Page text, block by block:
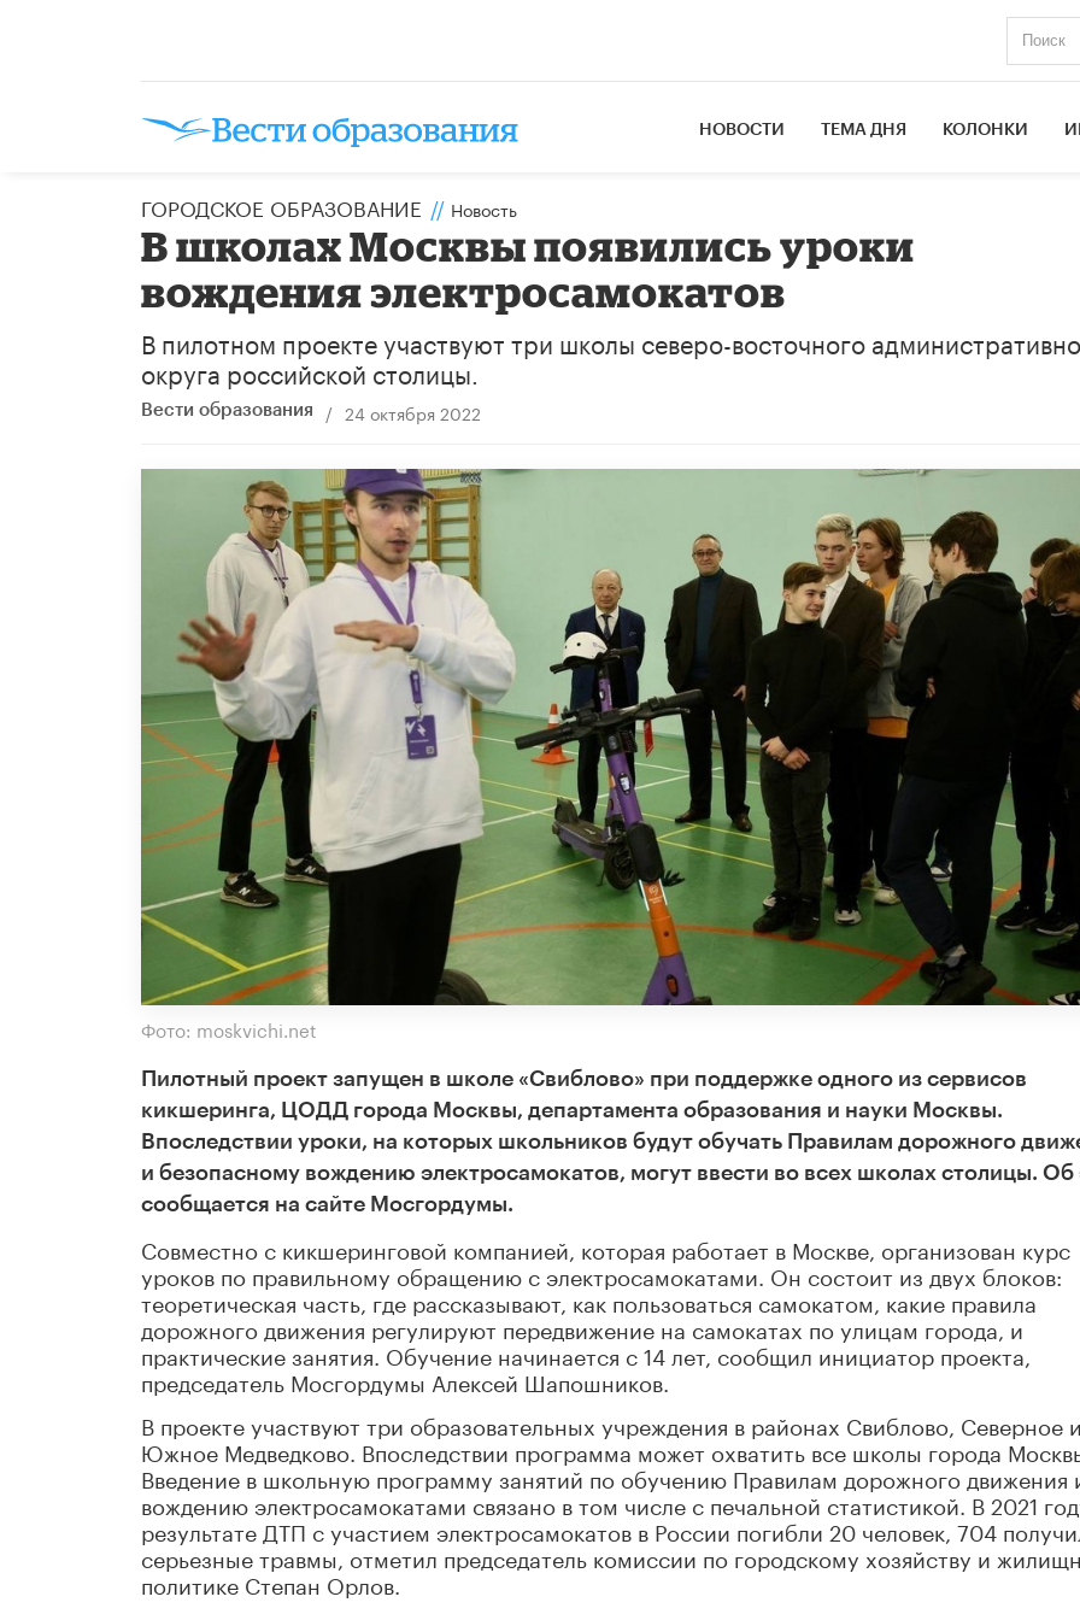
НОВОСТИ ТЕМА ДНЯ КОЛОНКИ
ГОРОДСКОЕ ОБРАЗОВАНИЕ // Новость
В школах Москвы появились уроки
вождения электросамокатов
В пилотном проекте участвуют три школы северо-восточного
округа российской столицы.
Вести образования / 24 октября 2022
Фото: moskvichi.net
Пилотный проект запущен в школе «Свиблово» при поддержке одного из сервисов
кикшеринга, ЦОДД города Москвы, департамента образования и науки Москвы.
Впоследствии уроки, на которых школьников будут обучать Правилам дорожного
и безопасному вождению электросамокатов, могут ввести во всех школах столицы. Об
сообщается на сайте Мосгордумы.
Совместно с кикшеринговой компанией, которая работает в Москве, организован курс
уроков по правильному обращению с электросамокатами. Он состоит из двух блоков:
теоретическая часть, где рассказывают, как пользоваться самокатом, какие правила
дорожного движения регулируют передвижение на самокатах по улицам города, и
практические занятия. Обучение начинается с 14 лет, сообщил инициатор проекта,
председатель Мосгордумы Алексей Шапошников.
В проекте участвуют три образовательных учреждения в районах Свиблово, Северное
Южное Медведково. Впоследствии программа может охватить все школы города
Введение в школьную программу занятий по обучению Правилам дорожного движения
вождению электросамокатами связано в том числе с печальной статистикой. В 2021
результате ДТП с участием электросамокатов в России погибли 20 человек, 704
серьезные травмы, отметил председатель комиссии по городскому хозяйству и
политике Степан Орлов.